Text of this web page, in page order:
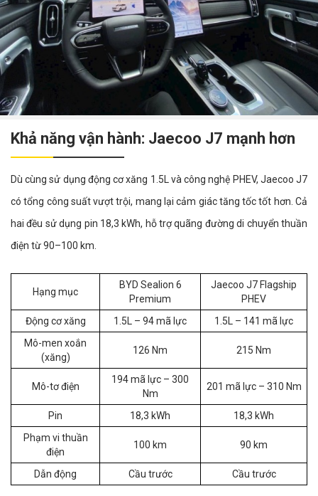
Khả năng vận hành: Jaecoo J7 mạnh hơn
Dù cùng sử dụng động cơ xăng 1.5L và công nghệ PHEV, Jaecoo J7
có tổng công suất vượt trội, mang lại cảm giác tăng tốc tốt hơn. Cả
hai đều sử dụng pin 18,3 kWh, hỗ trợ quãng đường di chuyển thuần
điện từ 90–100 km.
Hạng mục
BYD Sealion 6
Premium
Jaecoo J7 Flagship
PHEV
Động cơ xăng
1.5L – 94 mã lực
1.5L – 141 mã lực
Mô-men xoắn
(xăng)
126 Nm 215 Nm
Mô-tơ điện
194 mã lực – 300
Nm
201 mã lực – 310 Nm
Pin 18,3 kWh
18,3 kWh
Phạm vi thuần
điện
100 km 90 km
Dẫn động Cầu trước Cầu trước